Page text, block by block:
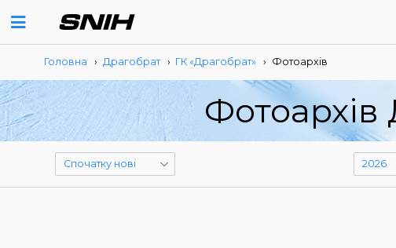
Головна › Драгобрат › ГК «Драгобрат» › Фотоархів
Фотоархів